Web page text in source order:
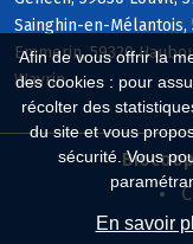
Afin de vous offrir la
des cookies : pour
récolter des
du site et vous
sécurité. Vous
En savoir
Sainghin-en-Mélantois,
Emmerin, 59320
Wavrin